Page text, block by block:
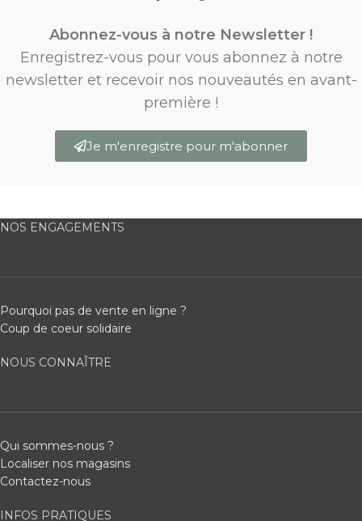
Abonnez-vous à notre Newsletter !
Enregistrez-vous pour vous abonnez à notre
newsletter et recevoir nos nouveautés en avant-
première !
Je m'enregistre pour m'abonner
NOS ENGAGEMENTS
Pourquoi pas de vente en ligne ?
Coup de coeur solidaire
NOUS CONNAÎTRE
Qui sommes-nous ?
Localiser nos magasins
Contactez-nous
INFOS PRATIQUES